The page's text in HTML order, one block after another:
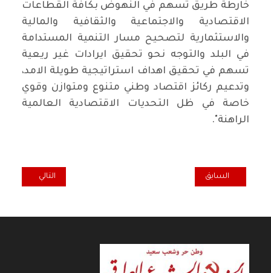
خارطة طريق تسهم في النهوض بكافة القطاعات
الاقتصادية والاجتماعية والثقافية والمالية
والاستثمارية لتصحيح مسار التنمية المستدامة
في البلد والتوجه نحو تحقيق ايرادات غير ريعية
تسهم في تحقيق اهداف استراتيجية طويلة الامد،
وتدعيم ركائز اقتصاد وطني متنوع ومتوازن وقوي
خاصة في ظل التحديات الاقتصادية العالمية
الراهنة".
المقال السابق: الأنظمة السياسية في الدول المتعثِّرَة تَتَّسم بوقوعها
السابق المقال التالي:
التالي